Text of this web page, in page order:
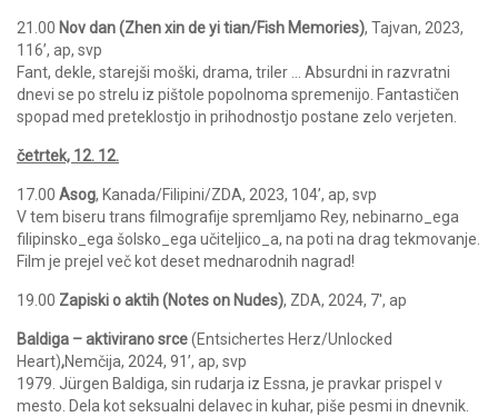
21.00 Nov dan (Zhen xin de yi tian/Fish Memories), Tajvan, 2023,
116’, ap, svp
Fant, dekle, starejši moški, drama, triler … Absurdni in razvratni
dnevi se po strelu iz pištole popolnoma spremenijo. Fantastičen
spopad med preteklostjo in prihodnostjo postane zelo verjeten.
četrtek, 12. 12.
17.00 Asog, Kanada/Filipini/ZDA, 2023, 104’, ap, svp
V tem biseru trans filmografije spremljamo Rey, nebinarno_ega
filipinsko_ega šolsko_ega učiteljico_a, na poti na drag tekmovanje.
Film je prejel več kot deset mednarodnih nagrad!
19.00 Zapiski o aktih (Notes on Nudes), ZDA, 2024, 7′, ap
Baldiga – aktivirano srce(Entsichertes Herz/Unlocked
Heart),Nemčija, 2024, 91’, ap, svp
1979. Jürgen Baldiga, sin rudarja iz Essna, je pravkar prispel v
mesto. Dela kot seksualni delavec in kuhar, piše pesmi in dnevnik.